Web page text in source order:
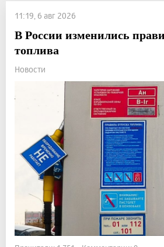
11:19, 6 авг 2026
В России изменились
топлива
Новости